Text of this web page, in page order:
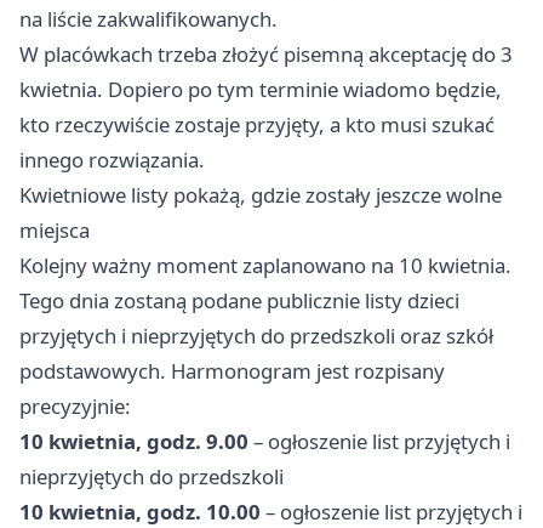
na liście zakwalifikowanych.
W placówkach trzeba złożyć pisemną akceptację do 3
kwietnia. Dopiero po tym terminie wiadomo będzie,
kto rzeczywiście zostaje przyjęty, a kto musi szukać
innego rozwiązania.
Kwietniowe listy pokażą, gdzie zostały jeszcze wolne
miejsca
Kolejny ważny moment zaplanowano na 10 kwietnia.
Tego dnia zostaną podane publicznie listy dzieci
przyjętych i nieprzyjętych do przedszkoli oraz szkół
podstawowych. Harmonogram jest rozpisany
precyzyjnie:
10 kwietnia, godz. 9.00 – ogłoszenie list przyjętych i
nieprzyjętych do przedszkoli
10 kwietnia, godz. 10.00 – ogłoszenie list przyjętych i